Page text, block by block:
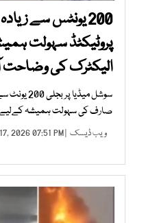
200 یونٹس سے
پروٹیکٹڈ سہولت
الیکٹرک کی وضاحت
سوشل میڈیا
صارف کی سہولت ہمیشہ کےلیے
ویب ڈیسک | JUL 17, 2026 07:51 PM |